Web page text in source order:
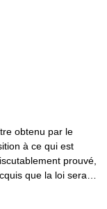
obtenu par le
à ce qui est
prouvé,
que la loi sera…